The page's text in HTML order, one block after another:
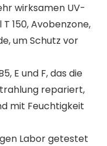
wirksamen UV-
150, Avobenzone,
um Schutz vor
E und F, das die
repariert,
mit Feuchtigkeit
Labor getestet